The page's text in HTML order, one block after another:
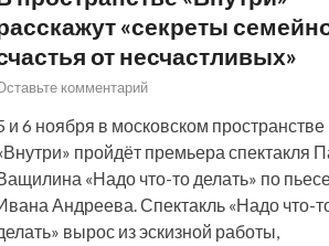
«секреты
от несчастливых»
комментарий
и 6 ноября в московском пространстве
пройдёт премьера спектакля
«Надо что-то делать» по
Андреева. Спектакль «Надо что-
вырос из эскизной работы,